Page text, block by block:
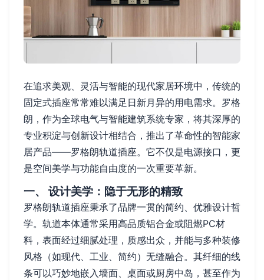
在追求美观、灵活与智能的现代家居环境中，传统的
固定式插座常常难以满足日新月异的用电需求。罗格
朗，作为全球电气与智能建筑系统专家，将其深厚的
专业积淀与创新设计相结合，推出了革命性的智能家
居产品——罗格朗轨道插座。它不仅是电源接口，更
是空间美学与功能自由度的一次重要革新。
一、 设计美学：隐于无形的精致
罗格朗轨道插座秉承了品牌一贯的简约、优雅设计哲
学。轨道本体通常采用高品质铝合金或阻燃PC材
料，表面经过细腻处理，质感出众，并能与多种装修
风格（如现代、工业、简约）无缝融合。其纤细的线
条可以巧妙地嵌入墙面、桌面或厨房中岛，甚至作为